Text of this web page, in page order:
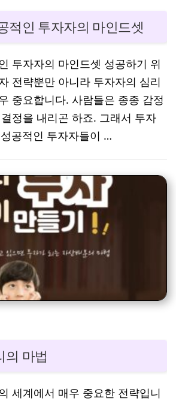
적인 투자자의 마인드셋
투자자의 마인드셋 성공하기 위
전략뿐만 아니라 투자자의 심리
중요합니다. 사람들은 종종 감정
정을 내리곤 하죠. 그래서 투자
공적인 투자자들이 …
의 마법
세계에서 매우 중요한 전략입니